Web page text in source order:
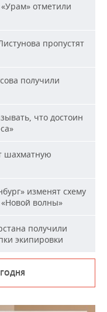
отметили
пропустят
получили
что достоин
шахматную
изменят схему
волны»
получили
экипировки